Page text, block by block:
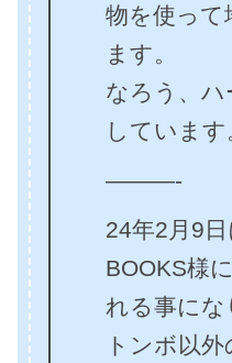
物を使って
ます。
なろう、ハ
しています
———-
24年2月9
BOOKS様
れる事にな
トンボ以